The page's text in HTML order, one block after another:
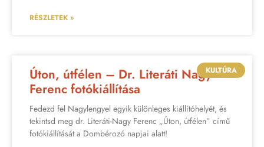
RÉSZLETEK »
KULTÚRA
Úton, útfélen – Dr. Literáti Nagy
Ferenc fotókiállítása
Fedezd fel Nagylengyel egyik különleges kiállítóhelyét, és
tekintsd meg dr. Literáti-Nagy Ferenc „Úton, útfélen” című
fotókiállítását a Dombérozó napjai alatt!